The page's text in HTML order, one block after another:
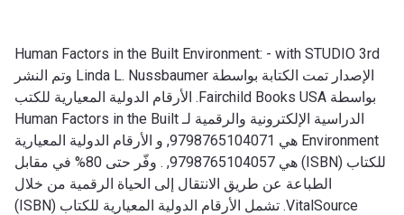
Human Factors in the Built Environment: - with STUDIO 3rd
الإصدار تمت الكتابة بواسطة Linda L. Nussbaumer وتم النشر
بواسطة Fairchild Books USA. الأرقام الدولية المعيارية للكتب
الدراسية الإلكترونية والرقمية لـ Human Factors in the Built
Environment هي 9798765104071, و الأرقام الدولية المعيارية
للكتاب (ISBN) هي 9798765104057, . وفّر حتى 80% في مقابل
الطباعة عن طريق الانتقال إلى الحياة الرقمية من خلال
VitalSource. تشمل الأرقام الدولية المعيارية للكتاب (ISBN)